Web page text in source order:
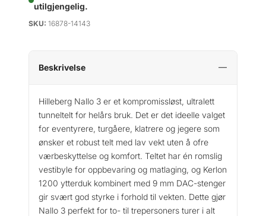
utilgjengelig.
SKU: 16878-14143
Beskrivelse
Hilleberg Nallo 3 er et kompromissløst, ultralett
tunneltelt for helårs bruk. Det er det ideelle valget
for eventyrere, turgåere, klatrere og jegere som
ønsker et robust telt med lav vekt uten å ofre
værbeskyttelse og komfort. Teltet har én romslig
vestibyle for oppbevaring og matlaging, og Kerlon
1200 ytterduk kombinert med 9 mm DAC-stenger
gir svært god styrke i forhold til vekten. Dette gjør
Nallo 3 perfekt for to- til trepersoners turer i alt